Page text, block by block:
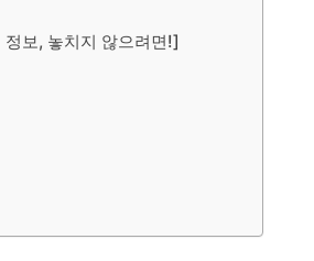
보, 놓치지 않으려면!]